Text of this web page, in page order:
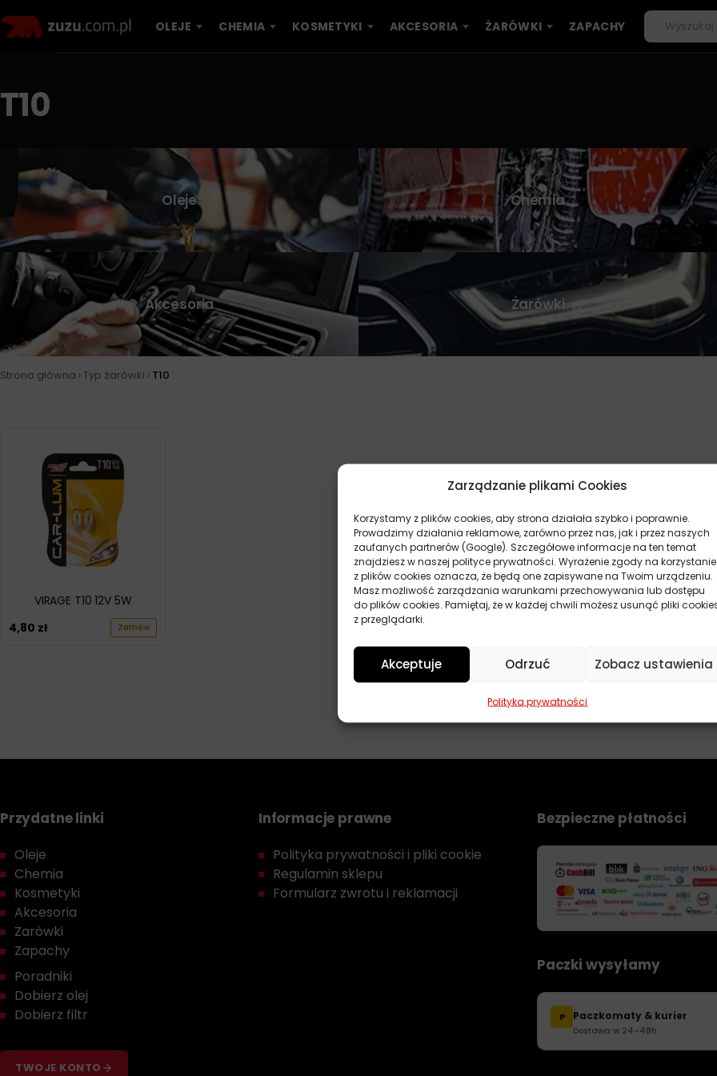
Zarządzanie plikami Cookies
Korzystamy z plików cookies, aby strona działała szybko i poprawnie.
Prowadzimy działania reklamowe, zarówno przez nas, jak i przez naszych
zaufanych partnerów (Google). Szczegółowe informacje na ten temat
znajdziesz w naszej polityce prywatności. Wyrażenie zgody na korzystanie
z plików cookies oznacza, że będą one zapisywane na Twoim urządzeniu.
Masz możliwość zarządzania warunkami przechowywania lub dostępu
do plików cookies. Pamiętaj, że w każdej chwili możesz usunąć pliki
z przeglądarki.
Akceptuje Odrzuć Zobacz ustawienia
Polityka prywatności
OLEJE CHEMIA KOSMETYKI AKCESORIA ŻARÓWKI ZAPACHY
T10
Oleje Chemia
Akcesoria Żarówki
Strona główna › Typ żarówki › T10
VIRAGE T10 12V 5W
4,80 zł Zamów
POKAŻ WIĘCEJ PRODUKTÓW
Przydatne linki
Oleje
Chemia
Kosmetyki
Akcesoria
Żarówki
Zapachy
Poradniki
Dobierz olej
Dobierz filtr
TWOJE KONTO
Informacje prawne
Polityka prywatności i pliki cookie
Regulamin sklepu
Formularz zwrotu i reklamacji
Bezpieczne płatności
Paczki wysyłamy
P Paczkomaty & kurier
Dostawa w 24–48h